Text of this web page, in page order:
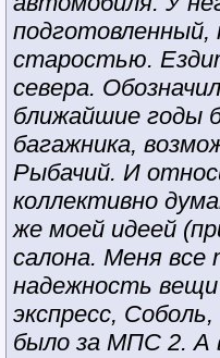
старостью.
севера.
ближайшие годы
багажника,
Рыбачий. И
коллективно
же моей идеей
салона. Меня
надежность
экспресс,
было за МПС 2. А